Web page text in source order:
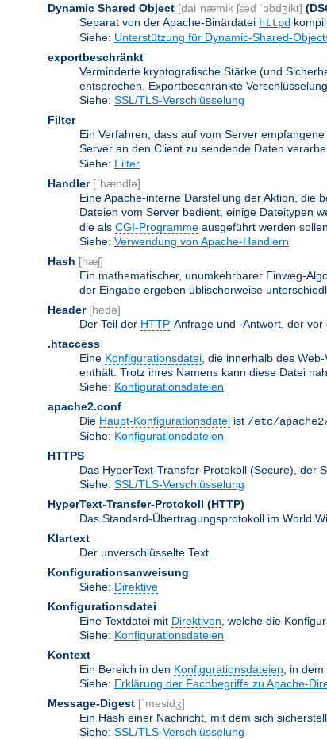
Dynamic Shared Object [daiˈnæmik ʃɛəd ˈɔbdʒikt]
Separat von der Apache-Binärdatei httpd
Siehe: Unterstützung für Dynamic-Shared-
exportbeschränkt
Verminderte kryptografische Stärke (und
entsprechen. Exportbeschränkte
Siehe: SSL/TLS-Verschlüsselung
Filter
Ein Verfahren, dass auf vom Server
Server an den Client zu sendende Daten
Siehe: Filter
Handler [ˈhændlə]
Eine Apache-interne Darstellung der Aktion, die
Dateien vom Server bedient, einige Dateitypen
die als CGI-Programme ausgeführt werden sollen.
Siehe: Verwendung von Apache-Handlern
Hash [hæʃ]
Ein mathematischer, unumkehrbarer Einweg-
der Eingabe ergeben üblischerweise
Header [hedə]
Der Teil der HTTP-Anfrage und -Antwort, der
.htaccess
Eine Konfigurationsdatei , die innerhalb des
enthält. Trotz ihres Namens kann diese Datei
Siehe: Konfigurationsdateien
apache2.conf
Die Haupt-Konfigurationsdatei ist /etc/
Siehe: Konfigurationsdateien
HTTPS
Das HyperText-Transfer-Protokoll (Secure), der
Siehe: SSL/TLS-Verschlüsselung
HyperText-Transfer-Protokoll (HTTP)
Das Standard-Übertragungsprotokoll im World
Klartext
Der unverschlüsselte Text.
Konfigurationsanweisung
Siehe: Direktive
Konfigurationsdatei
Eine Textdatei mit Direktiven , welche die
Siehe: Konfigurationsdateien
Kontext
Ein Bereich in den Konfigurationsdateien , in
Siehe: Erklärung der Fachbegriffe zu Apache-
Message-Digest [ˈmesidʒ]
Ein Hash einer Nachricht, mit dem sich
Siehe: SSL/TLS-Verschlüsselung